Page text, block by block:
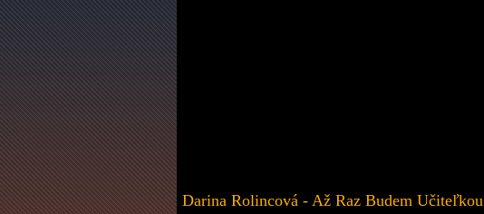
Darina Rolincová - Až Raz Budem Učiteľkou